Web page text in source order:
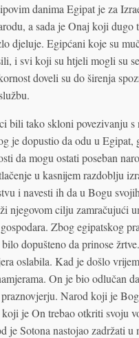
danima Egipat je za
a sada je Onaj koji
djeluje. Egipćani koje su
i svi koji su htjeli mogli su
doveli su do širenja
bili tako skloni povezivanju
je dopustio da odu u Egipat,
da mogu ostati poseban
u kasnijem razdoblju
i navesti ih da u Bogu
njegovom cilju zamračujući
Zbog egipatskog
dopušteno da prinose
oslabila. Kad je došlo
On je bio odlučan
Narod koji je
je On trebao otkriti svoju
je Sotona nastojao zadržati